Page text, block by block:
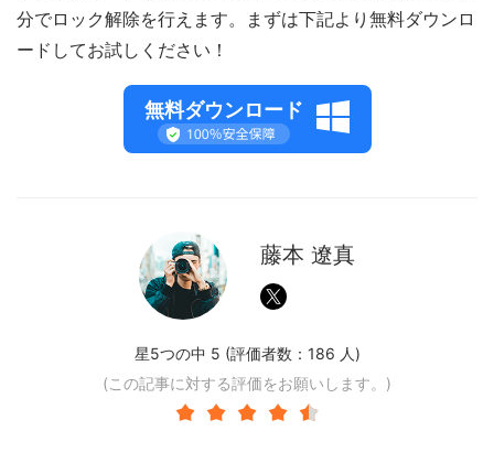
分でロック解除を行えます。まずは下記より無料ダウンロ
ードしてお試しください！
無料ダウンロード
藤本 遼真
星5つの中 5 (評価者数： 186 人)
(この記事に対する評価をお願いします。)